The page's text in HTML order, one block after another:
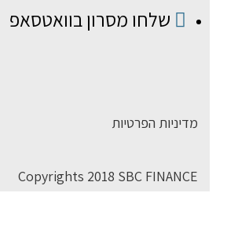
שלחו מסרון בוואטסאפ
מדיניות הפרטיות
Copyrights 2018 SBC FINANCE